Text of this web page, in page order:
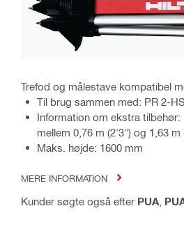
Trefod og målestave kompatibel
Til brug sammen med: PR 2-
Information om ekstra
mellem 0,76 m (2'3") og 1,63
Maks. højde: 1600 mm
MERE INFORMATION
Kunder søgte også efter PUA